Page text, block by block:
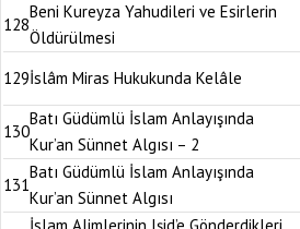
128
Beni Kureyza Yahudileri ve Esirlerin
Öldürülmesi
129İslâm Miras Hukukunda Kelâle
130
Batı Güdümlü İslam Anlayışında
Kur’an Sünnet Algısı – 2
131
Batı Güdümlü İslam Anlayışında
Kur’an Sünnet Algısı